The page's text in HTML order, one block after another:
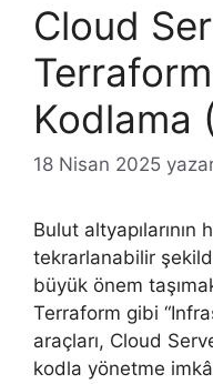
Cloud
Kodlama
18 Nisan 2025
Bulut altyapılarının
tekrarlanabilir
büyük önem
Terraform gibi
araçları, Cloud
kodla yönetme